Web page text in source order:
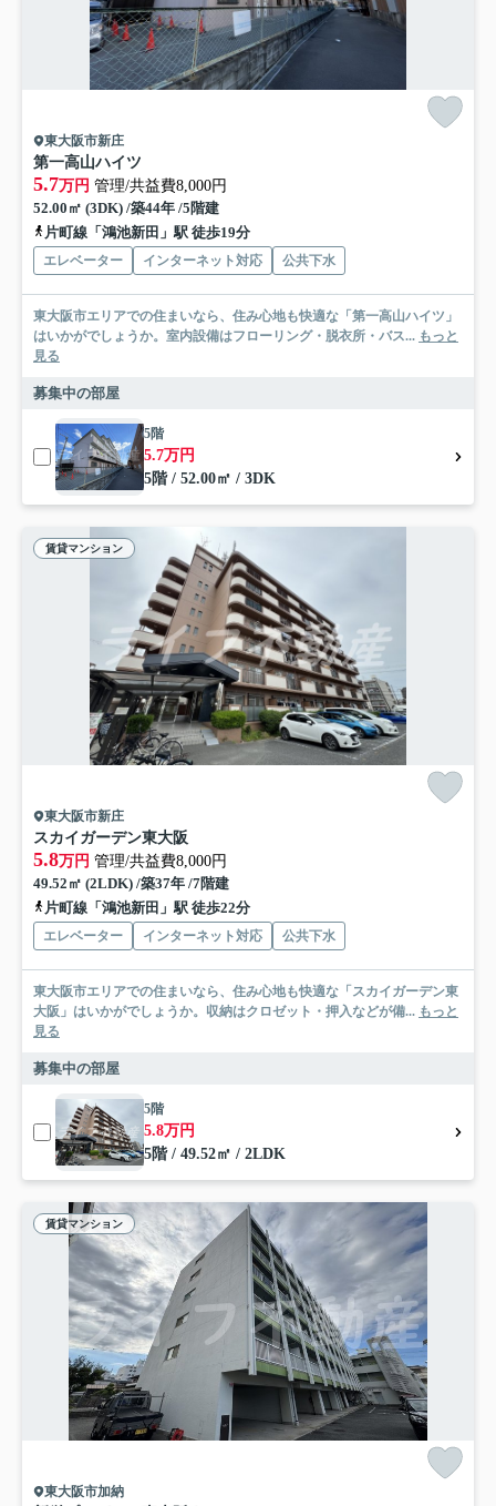
東大阪市新庄
第一高山ハイツ
5.7万円 管理/共益費8,000円
52.00㎡ (3DK) /築44年 /5階建
片町線「鴻池新田」駅 徒歩19分
エレベーター インターネット対応 公共下水
東大阪市エリアでの住まいなら、住み心地も快適な「第一高山ハイツ」
はいかがでしょうか。室内設備はフローリング・脱衣所・バス... もっと
見る
募集中の部屋
5階
5.7万円
5階 / 52.00㎡ / 3DK
賃貸マンション
東大阪市新庄
スカイガーデン東大阪
5.8万円 管理/共益費8,000円
49.52㎡ (2LDK) /築37年 /7階建
片町線「鴻池新田」駅 徒歩22分
エレベーター インターネット対応 公共下水
東大阪市エリアでの住まいなら、住み心地も快適な「スカイガーデン東
大阪」はいかがでしょうか。収納はクロゼット・押入などが備... もっと
見る
募集中の部屋
5階
5.8万円
5階 / 49.52㎡ / 2LDK
賃貸マンション
東大阪市加納